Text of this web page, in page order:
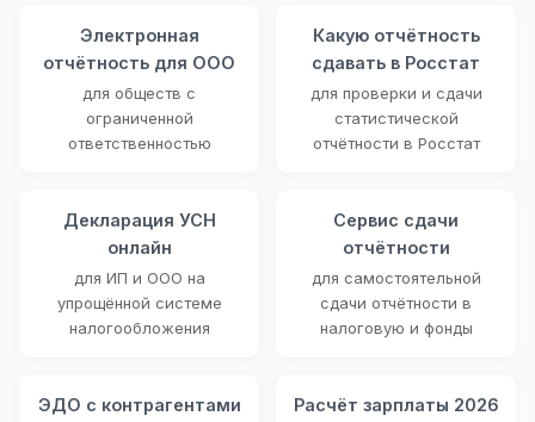
Электронная
отчётность для ООО
для обществ с
ограниченной
ответственностью
Какую отчётность
сдавать в Росстат
для проверки и сдачи
статистической
отчётности в Росстат
Декларация УСН
онлайн
для ИП и ООО на
упрощённой системе
налогообложения
Сервис сдачи
отчётности
для самостоятельной
сдачи отчётности в
налоговую и фонды
ЭДО с контрагентами Расчёт зарплаты 2026